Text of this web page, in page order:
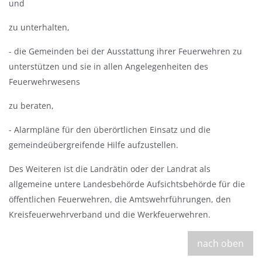
und
zu unterhalten,
- die Gemeinden bei der Ausstattung ihrer Feuerwehren zu
unterstützen und sie in allen Angelegenheiten des
Feuerwehrwesens
zu beraten,
- Alarmpläne für den überörtlichen Einsatz und die
gemeindeübergreifende Hilfe aufzustellen.
Des Weiteren ist die Landrätin oder der Landrat als
allgemeine untere Landesbehörde Aufsichtsbehörde für die
öffentlichen Feuerwehren, die Amtswehrführungen, den
Kreisfeuerwehrverband und die Werkfeuerwehren.
nach oben